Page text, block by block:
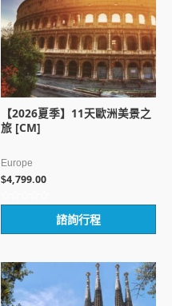
【2026夏季】11天歐洲美景之
旅 [CM]
Europe
$4,799.00
滿
諮詢行程